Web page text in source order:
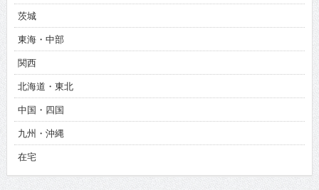
茨城
東海・中部
関西
北海道・東北
中国・四国
九州・沖縄
在宅